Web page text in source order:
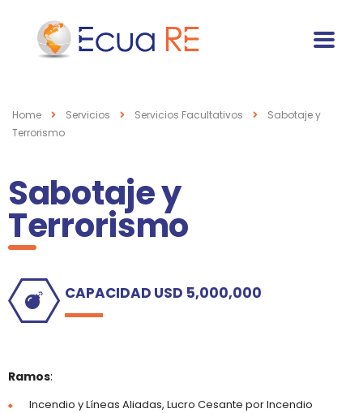
Home Servicios Servicios Facultativos
Sabotaje y
Terrorismo
Sabotaje y
Terrorismo
CAPACIDAD USD 5,000,000
Ramos:
Incendio y Líneas Aliadas, Lucro Cesante por Incendio